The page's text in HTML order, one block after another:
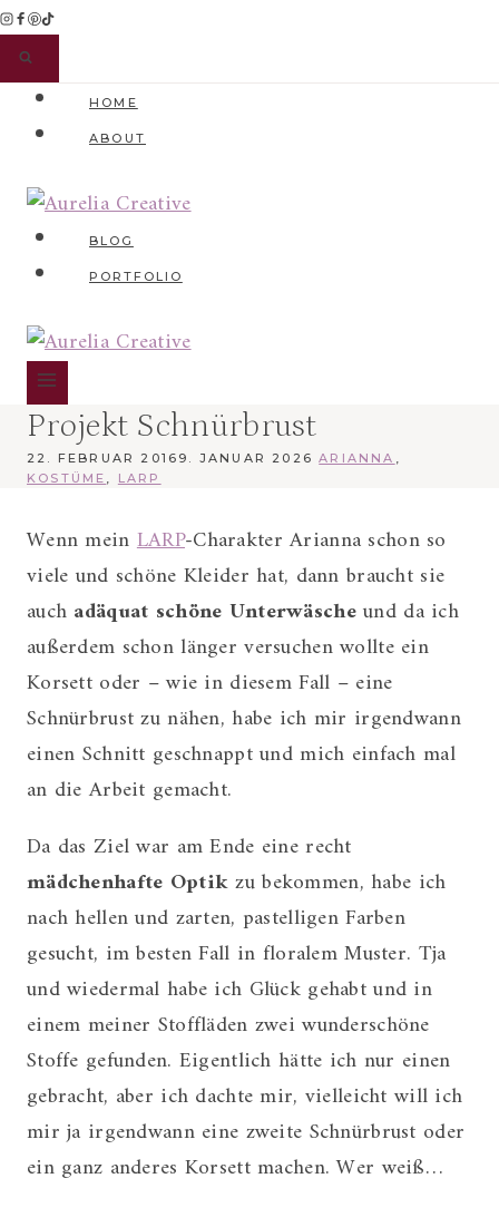
Zum
Inhalt
springen
HOME
ABOUT
BLOG
PORTFOLIO
Projekt Schnürbrust
22. FEBRUAR 2016 9. JANUAR 2026 ARIANNA ,
KOSTÜME , LARP
Wenn mein LARP-Charakter Arianna schon so
viele und schöne Kleider hat, dann braucht sie
auch adäquat schöne Unterwäscheund da ich
außerdem schon länger versuchen wollte ein
Korsett oder – wie in diesem Fall – eine
Schnürbrust zu nähen, habe ich mir irgendwann
einen Schnitt geschnappt und mich einfach mal
an die Arbeit gemacht.
Da das Ziel war am Ende eine recht
mädchenhafte Optikzu bekommen, habe ich
nach hellen und zarten, pastelligen Farben
gesucht, im besten Fall in floralem Muster. Tja
und wiedermal habe ich Glück gehabt und in
einem meiner Stoffläden zwei wunderschöne
Stoffe gefunden. Eigentlich hätte ich nur einen
gebracht, aber ich dachte mir, vielleicht will ich
mir ja irgendwann eine zweite Schnürbrust oder
ein ganz anderes Korsett machen. Wer weiß…